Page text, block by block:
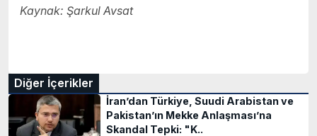
Kaynak: Şarkul Avsat
Diğer İçerikler
İran’dan Türkiye, Suudi Arabistan ve
Pakistan’ın Mekke Anlaşması’na
Skandal Tepki: "K..